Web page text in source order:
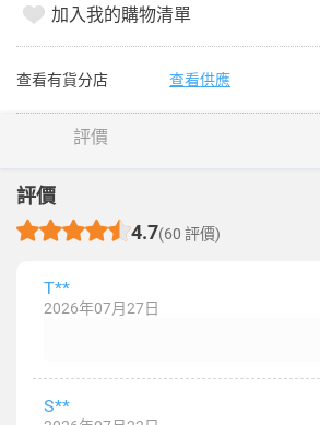
加入我的購物清單
查看有貨分店 查看供應
評價
評價
4.7(60 評價)
T**
2026年07月27日
S**